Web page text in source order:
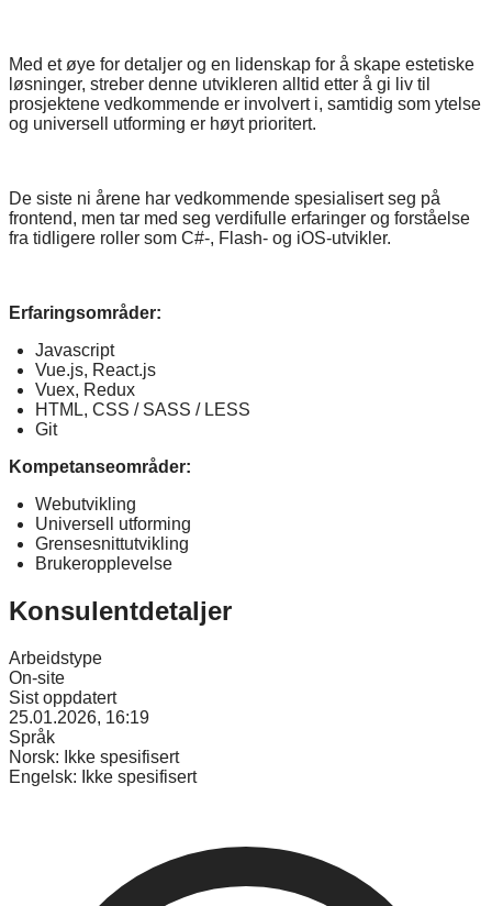
Med et øye for detaljer og en lidenskap for å skape estetiske
løsninger, streber denne utvikleren alltid etter å gi liv til
prosjektene vedkommende er involvert i, samtidig som ytelse
og universell utforming er høyt prioritert.
De siste ni årene har vedkommende spesialisert seg på
frontend, men tar med seg verdifulle erfaringer og forståelse
fra tidligere roller som C#-, Flash- og iOS-utvikler.
Erfaringsområder:
Javascript
Vue.js, React.js
Vuex, Redux
HTML, CSS / SASS / LESS
Git
Kompetanseområder:
Webutvikling
Universell utforming
Grensesnittutvikling
Brukeropplevelse
Konsulentdetaljer
Arbeidstype
On-site
Sist oppdatert
25.01.2026, 16:19
Språk
Norsk:
Ikke spesifisert
Engelsk:
Ikke spesifisert